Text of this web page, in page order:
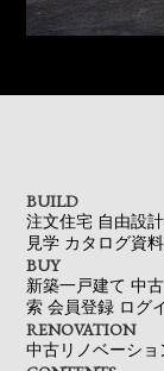
BUILD
注文住宅 自由設
見学 カタログ資
BUY
新築一戸建て 中
索 会員登録 ログ
RENOVATION
中古リノベーショ